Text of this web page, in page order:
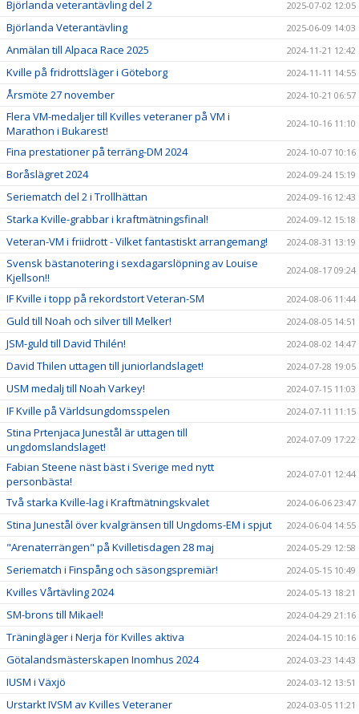
Björlanda veterantävling del 2 2025-07-02 12:05
Björlanda Veterantävling 2025-06-09 14:03
Anmälan till Alpaca Race 2025 2024-11-21 12:42
Kville på fridrottsläger i Göteborg 2024-11-11 14:55
Årsmöte 27 november 2024-10-21 06:57
Flera VM-medaljer till Kvilles veteraner på VM i
Marathon i Bukarest!
2024-10-16 11:10
Fina prestationer på terräng-DM 2024 2024-10-07 10:16
Boråslägret 2024 2024-09-24 15:19
Seriematch del 2 i Trollhättan 2024-09-16 12:43
Starka Kville-grabbar i kraftmätningsfinal! 2024-09-12 15:18
Veteran-VM i friidrott - Vilket fantastiskt arrangemang! 2024-08-31 13:19
Svensk bästanotering i sexdagarslöpning av Louise
Kjellson!!
2024-08-17 09:24
IF Kville i topp på rekordstort Veteran-SM 2024-08-06 11:44
Guld till Noah och silver till Melker! 2024-08-05 14:51
JSM-guld till David Thilén! 2024-08-02 14:47
David Thilen uttagen till juniorlandslaget! 2024-07-28 19:05
USM medalj till Noah Varkey! 2024-07-15 11:03
IF Kville på Världsungdomsspelen 2024-07-11 11:15
Stina Prtenjaca Junestål är uttagen till
ungdomslandslaget!
2024-07-09 17:22
Fabian Steene näst bäst i Sverige med nytt
personbästa!
2024-07-01 12:44
Två starka Kville-lag i Kraftmätningskvalet 2024-06-06 23:47
Stina Junestål över kvalgränsen till Ungdoms-EM i spjut 2024-06-04 14:55
"Arenaterrängen" på Kvilletisdagen 28 maj 2024-05-29 12:58
Seriematch i Finspång och säsongspremiär! 2024-05-15 10:49
Kvilles Vårtävling 2024 2024-05-13 18:21
SM-brons till Mikael! 2024-04-29 21:16
Träningläger i Nerja för Kvilles aktiva 2024-04-15 10:16
Götalandsmästerskapen Inomhus 2024 2024-03-23 14:43
IUSM i Växjö 2024-03-12 13:51
Urstarkt IVSM av Kvilles Veteraner 2024-03-05 11:21